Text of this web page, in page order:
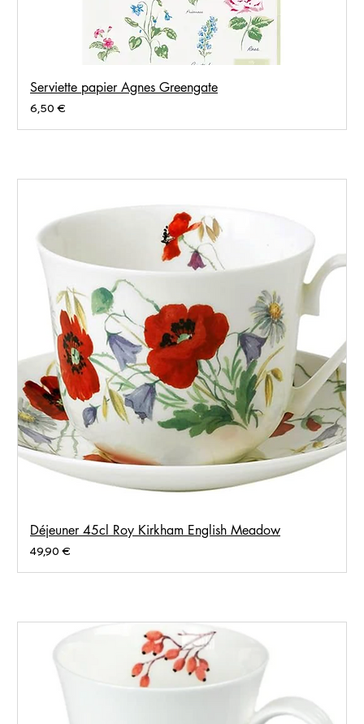
Serviette papier Agnes Greengate
Prix
6,50 €
Déjeuner 45cl Roy Kirkham English Meadow
Prix
49,90 €